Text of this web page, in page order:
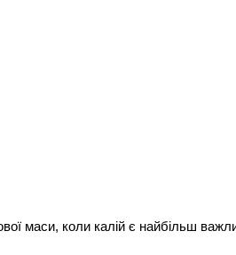
маси, коли калій є найбільш